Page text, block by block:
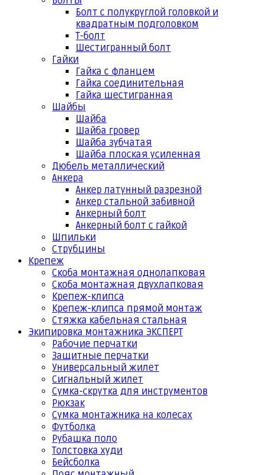
Болт с полукруглой головкой и
квадратным подголовком
Т-болт
Шестигранный болт
Гайки
Гайка с фланцем
Гайка соединительная
Гайка шестигранная
Шайбы
Шайба
Шайба гровер
Шайба зубчатая
Шайба плоская усиленная
Дюбель металлический
Анкера
Анкер латунный разрезной
Анкер стальной забивной
Анкерный болт
Анкерный болт с гайкой
Шпильки
Струбцины
Крепеж
Скоба монтажная однолапковая
Скоба монтажная двухлапковая
Крепеж-клипса
Крепеж-клипса прямой монтаж
Стяжка кабельная стальная
Экипировка монтажника ЭКСПЕРТ
Рабочие перчатки
Защитные перчатки
Универсальный жилет
Сигнальный жилет
Сумка-скрутка для инструментов
Рюкзак
Сумка монтажника на колесах
Футболка
Рубашка поло
Толстовка худи
Бейсболка